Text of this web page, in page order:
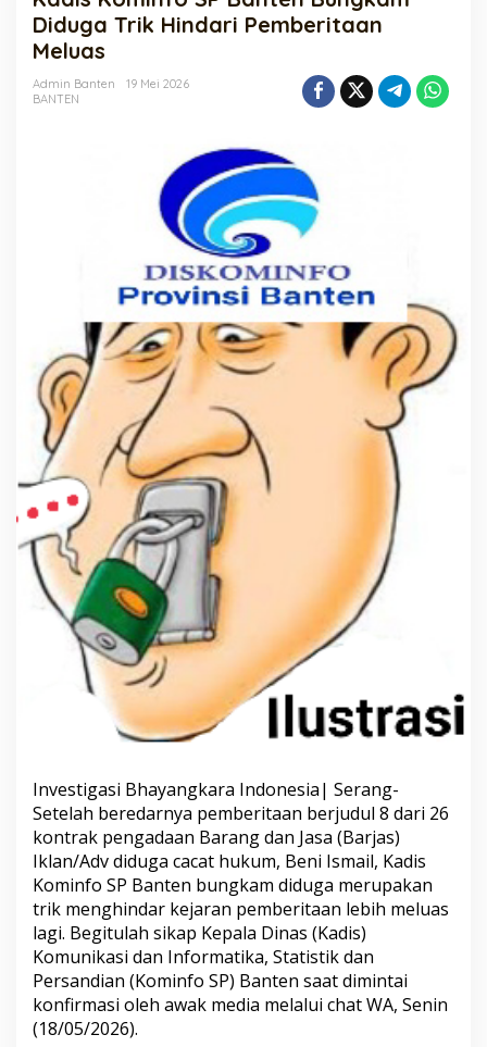
Banten
Bungkam
Trik
Diduga Trik Hindari Pemberitaan
Meluas
Admin Banten
19 Mei 2026
BANTEN
Investigasi Bhayangkara Indonesia| Serang-
Setelah beredarnya pemberitaan berjudul 8 dari 26
kontrak pengadaan Barang dan Jasa (Barjas)
Iklan/Adv diduga cacat hukum, Beni Ismail, Kadis
Kominfo SP Banten bungkam diduga merupakan
trik menghindar kejaran pemberitaan lebih meluas
lagi. Begitulah sikap Kepala Dinas (Kadis)
Komunikasi dan Informatika, Statistik dan
Persandian (Kominfo SP) Banten saat dimintai
konfirmasi oleh awak media melalui chat WA, Senin
(18/05/2026).